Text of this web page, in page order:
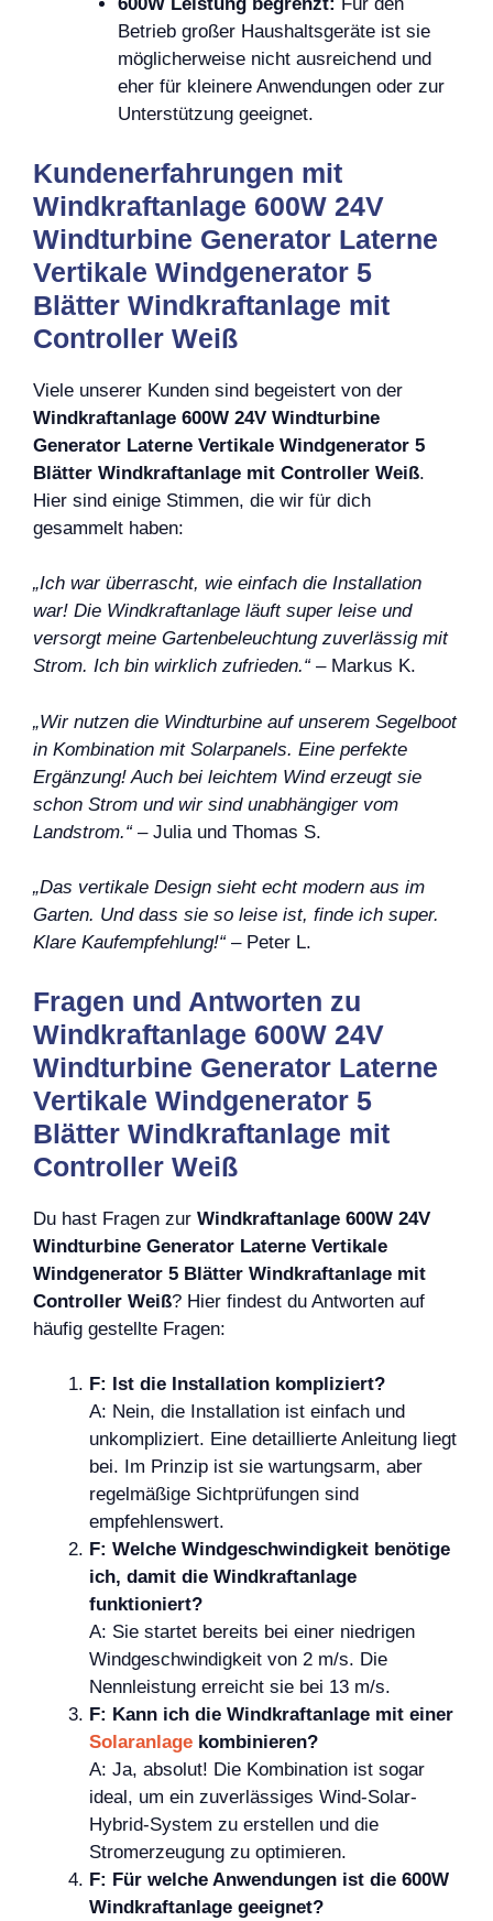
Betrieb großer Haushaltsgeräte ist sie
möglicherweise nicht ausreichend und
eher für kleinere Anwendungen oder zur
Unterstützung geeignet.
Kundenerfahrungen mit
Windkraftanlage 600W 24V
Windturbine Generator Laterne
Vertikale Windgenerator 5
Blätter Windkraftanlage mit
Controller Weiß
Viele unserer Kunden sind begeistert von der
Windkraftanlage 600W 24V Windturbine
Generator Laterne Vertikale Windgenerator 5
Blätter Windkraftanlage mit Controller Weiß.
Hier sind einige Stimmen, die wir für dich
gesammelt haben:
„Ich war überrascht, wie einfach die Installation
war! Die Windkraftanlage läuft super leise und
versorgt meine Gartenbeleuchtung zuverlässig mit
Strom. Ich bin wirklich zufrieden.“ – Markus K.
„Wir nutzen die Windturbine auf unserem Segelboot
in Kombination mit Solarpanels. Eine perfekte
Ergänzung! Auch bei leichtem Wind erzeugt sie
schon Strom und wir sind unabhängiger vom
Landstrom.“ – Julia und Thomas S.
„Das vertikale Design sieht echt modern aus im
Garten. Und dass sie so leise ist, finde ich super.
Klare Kaufempfehlung!“ – Peter L.
Fragen und Antworten zu
Windkraftanlage 600W 24V
Windturbine Generator Laterne
Vertikale Windgenerator 5
Blätter Windkraftanlage mit
Controller Weiß
Du hast Fragen zur Windkraftanlage 600W 24V
Windturbine Generator Laterne Vertikale
Windgenerator 5 Blätter Windkraftanlage mit
Controller Weiß? Hier findest du Antworten auf
häufig gestellte Fragen:
F: Ist die Installation kompliziert?
A: Nein, die Installation ist einfach und
unkompliziert. Eine detaillierte Anleitung liegt
bei. Im Prinzip ist sie wartungsarm, aber
regelmäßige Sichtprüfungen sind
empfehlenswert.
F: Welche Windgeschwindigkeit benötige
ich, damit die Windkraftanlage
funktioniert?
A: Sie startet bereits bei einer niedrigen
Windgeschwindigkeit von 2 m/s. Die
Nennleistung erreicht sie bei 13 m/s.
F: Kann ich die Windkraftanlage mit einer
Solaranlage kombinieren?
A: Ja, absolut! Die Kombination ist sogar
ideal, um ein zuverlässiges Wind-Solar-
Hybrid-System zu erstellen und die
Stromerzeugung zu optimieren.
F: Für welche Anwendungen ist die 600W
Windkraftanlage geeignet?